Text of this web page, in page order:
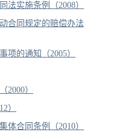
法实施条例（2008）
合同规定的赔偿办法
项的通知（2005）
2000）
）
体合同条例（2010）